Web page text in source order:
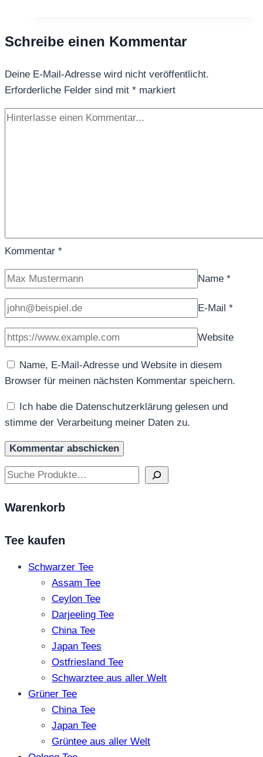
Schreibe einen Kommentar
Deine E-Mail-Adresse wird nicht veröffentlicht.
Erforderliche Felder sind mit * markiert
Kommentar *
Name *
E-Mail *
Website
Name, E-Mail-Adresse und Website in diesem
Browser für meinen nächsten Kommentar speichern.
Ich habe die Datenschutzerklärung gelesen und
stimme der Verarbeitung meiner Daten zu.
Suchen
Warenkorb
Tee kaufen
Schwarzer Tee
Assam Tee
Ceylon Tee
Darjeeling Tee
China Tee
Japan Tees
Ostfriesland Tee
Schwarztee aus aller Welt
Grüner Tee
China Tee
Japan Tee
Grüntee aus aller Welt